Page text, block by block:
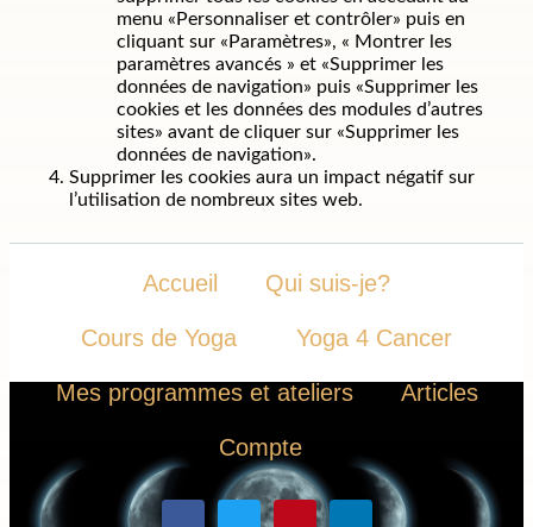
menu «Personnaliser et contrôler» puis en
cliquant sur «Paramètres», « Montrer les
paramètres avancés » et «Supprimer les
données de navigation» puis «Supprimer les
cookies et les données des modules d’autres
sites» avant de cliquer sur «Supprimer les
données de navigation».
Supprimer les cookies aura un impact négatif sur
l’utilisation de nombreux sites web.
Accueil Qui suis-je?
Cours de Yoga Yoga 4 Cancer
Mes programmes et ateliers Articles
Compte